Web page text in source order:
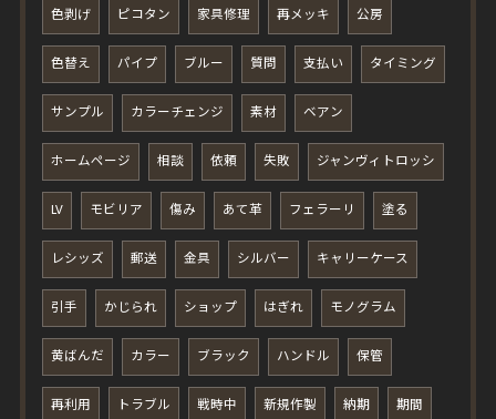
色剥げ ピコタン 家具修理 再メッキ 公房
色替え パイプ ブルー 質問 支払い タイミング
サンプル カラーチェンジ 素材 ベアン
ホームページ 相談 依頼 失敗 ジャンヴィトロッシ
LV モビリア 傷み あて革 フェラーリ 塗る
レシッズ 郵送 金具 シルバー キャリーケース
引手 かじられ ショップ はぎれ モノグラム
黄ばんだ カラー ブラック ハンドル 保管
再利用 トラブル 戦時中 新規作製 納期 期間